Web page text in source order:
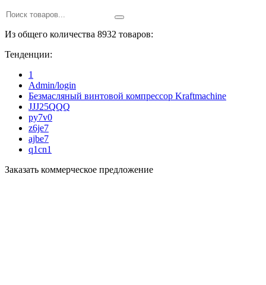
Из общего количества 8932 товаров:
Тенденции:
1
Admin/login
Безмасляный винтовой компрессор Kraftmaсhine
JJJ25QQQ
py7v0
z6je7
ajbe7
q1cn1
Заказать коммерческое предложение